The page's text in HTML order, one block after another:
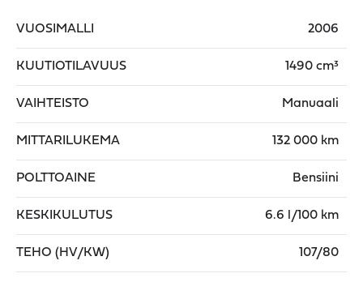
VUOSIMALLI 2006
KUUTIOTILAVUUS 1490 cm³
VAIHTEISTO Manuaali
MITTARILUKEMA 132 000 km
POLTTOAINE Bensiini
KESKIKULUTUS 6.6 l/100 km
TEHO (HV/KW) 107/80